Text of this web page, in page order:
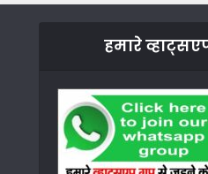
हमारे